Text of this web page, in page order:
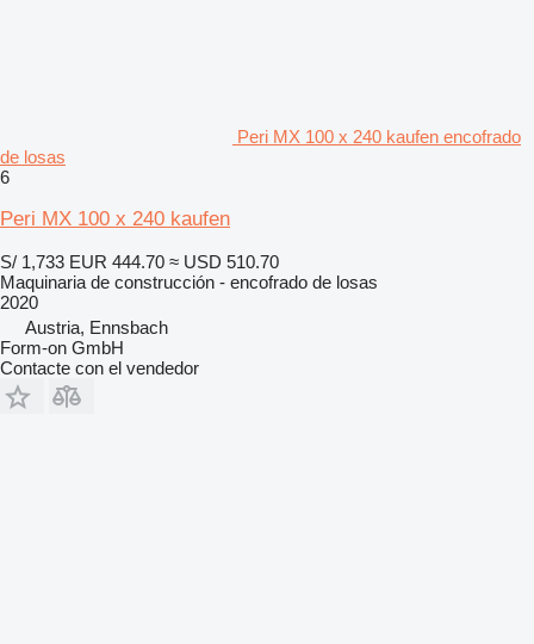
Peri MX 100 x 240 kaufen encofrado
de losas
6
Peri MX 100 x 240 kaufen
S/ 1,733 EUR 444.70 ≈ USD 510.70
Maquinaria de construcción - encofrado de losas
2020
Austria, Ennsbach
Form-on GmbH
Contacte con el vendedor